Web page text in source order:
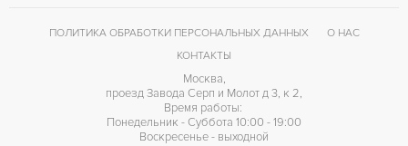
ПОЛИТИКА ОБРАБОТКИ ПЕРСОНАЛЬНЫХ ДАННЫХ
О НАС
КОНТАКТЫ
Москва,
проезд Завода Серп и Молот д 3, к 2,
Время работы:
Понедельник - Суббота 10:00 - 19:00
Воскресенье - выходной